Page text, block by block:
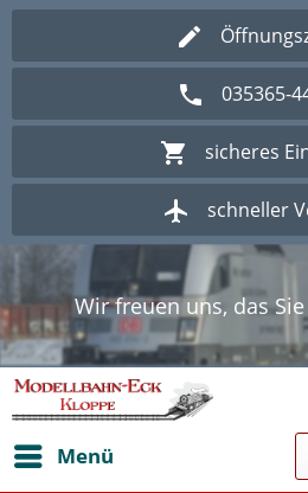
035365-
sicheres
schneller
Wir freuen uns, das
Herzlich
Modellbahn -
Wir freuen uns, das
Herzlich Willkommen
Modellbahn -
Menü